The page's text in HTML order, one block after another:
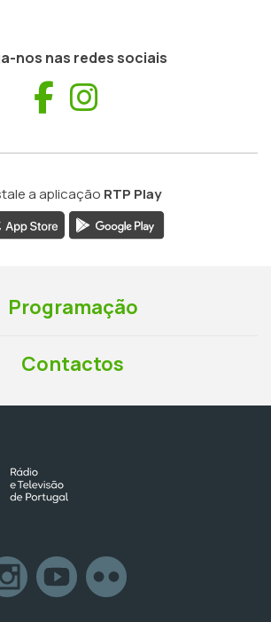
nos nas redes sociais
Facebook
a aplicação RTP Play
Programação
Contactos